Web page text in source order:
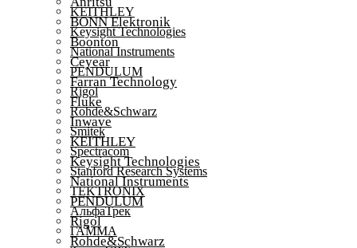
KEITHLEY
Keysight Technologies
National Instruments
PENDULUM
Rigol
Rohde&Schwarz
Smitek
Spectracom
Stanford Research Systems
TEKTRONIX
АльфаТрек
ГАММА
BONN Elektronik
Boonton
Ceyear
Farran Technology
Fluke
Inwave
KEITHLEY
Keysight Technologies
National Instruments
PENDULUM
Rigol
Rohde&Schwarz